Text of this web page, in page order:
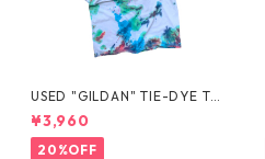
USED "GILDAN" TIE-DYE TE
E
¥3,960
20%OFF